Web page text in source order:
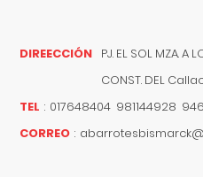
DIREECCIÓN PJ. EL SOL MZA. A
CONST. DEL
TEL : 017648404 981144928
CORREO :